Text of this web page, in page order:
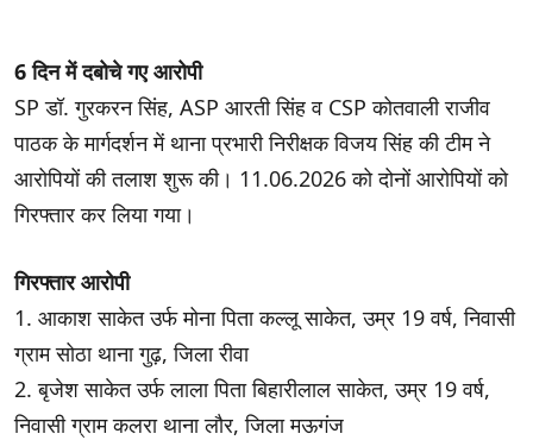
6 दिन में दबोचे गए आरोपी
SP डॉ. गुरकरन सिंह, ASP आरती सिंह व CSP कोतवाली राजीव
पाठक के मार्गदर्शन में थाना प्रभारी निरीक्षक विजय सिंह की टीम ने
आरोपियों की तलाश शुरू की। 11.06.2026 को दोनों आरोपियों को
गिरफ्तार कर लिया गया।
गिरफ्तार आरोपी
1. आकाश साकेत उर्फ मोना पिता कल्लू साकेत, उम्र 19 वर्ष, निवासी
ग्राम सोठा थाना गुढ़, जिला रीवा
2. बृजेश साकेत उर्फ लाला पिता बिहारीलाल साकेत, उम्र 19 वर्ष,
निवासी ग्राम कलरा थाना लौर, जिला मऊगंज